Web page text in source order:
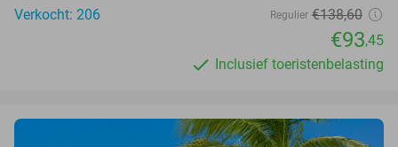
Verkocht: 206
Regulier €138,60
€93,45
Inclusief toeristenbelasting